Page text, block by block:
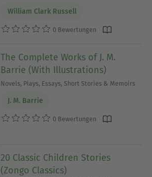
William Clark Russell
0 Bewertungen
The Complete Works of J. M.
Barrie (With Illustrations)
Novels, Plays, Essays, Short Stories & Memoirs
J. M. Barrie
0 Bewertungen
20 Classic Children Stories
(Zongo Classics)